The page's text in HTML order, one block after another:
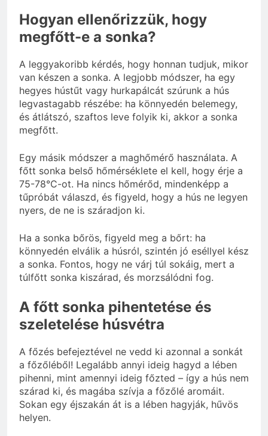
Hogyan ellenőrizzük, hogy
megfőtt-e a sonka?
A leggyakoribb kérdés, hogy honnan tudjuk, mikor
van készen a sonka. A legjobb módszer, ha egy
hegyes hústűt vagy hurkapálcát szúrunk a hús
legvastagabb részébe: ha könnyedén belemegy,
és átlátszó, szaftos leve folyik ki, akkor a sonka
megfőtt.
Egy másik módszer a maghőmérő használata. A
főtt sonka belső hőmérséklete el kell, hogy érje a
75-78°C-ot. Ha nincs hőmérőd, mindenképp a
tűpróbát válaszd, és figyeld, hogy a hús ne legyen
nyers, de ne is száradjon ki.
Ha a sonka bőrös, figyeld meg a bőrt: ha
könnyedén elválik a húsról, szintén jó eséllyel kész
a sonka. Fontos, hogy ne várj túl sokáig, mert a
túlfőtt sonka kiszárad, és morzsálódni fog.
A főtt sonka pihentetése és
szeletelése húsvétra
A főzés befejeztével ne vedd ki azonnal a sonkát
a főzőléből! Legalább annyi ideig hagyd a lében
pihenni, mint amennyi ideig főzted – így a hús nem
szárad ki, és magába szívja a főzőlé aromáit.
Sokan egy éjszakán át is a lében hagyják, hűvös
helyen.